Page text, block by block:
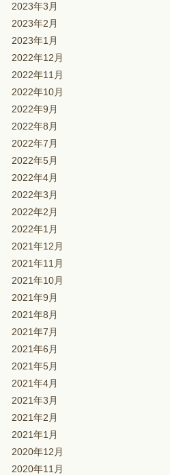
2023年3月
2023年2月
2023年1月
2022年12月
2022年11月
2022年10月
2022年9月
2022年8月
2022年7月
2022年5月
2022年4月
2022年3月
2022年2月
2022年1月
2021年12月
2021年11月
2021年10月
2021年9月
2021年8月
2021年7月
2021年6月
2021年5月
2021年4月
2021年3月
2021年2月
2021年1月
2020年12月
2020年11月